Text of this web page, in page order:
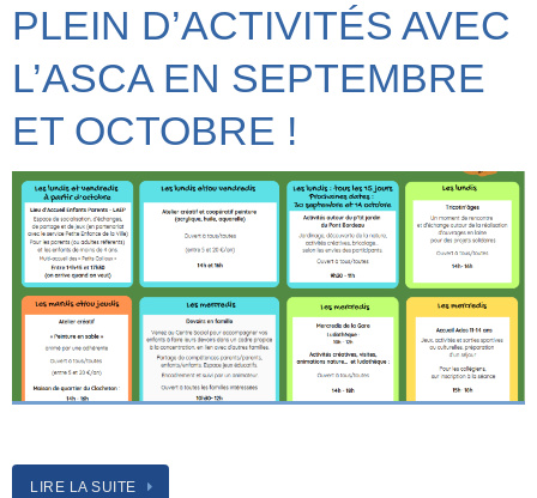
PLEIN D’ACTIVITÉS AVEC
L’ASCA EN SEPTEMBRE
ET OCTOBRE !
LIRE LA SUITE